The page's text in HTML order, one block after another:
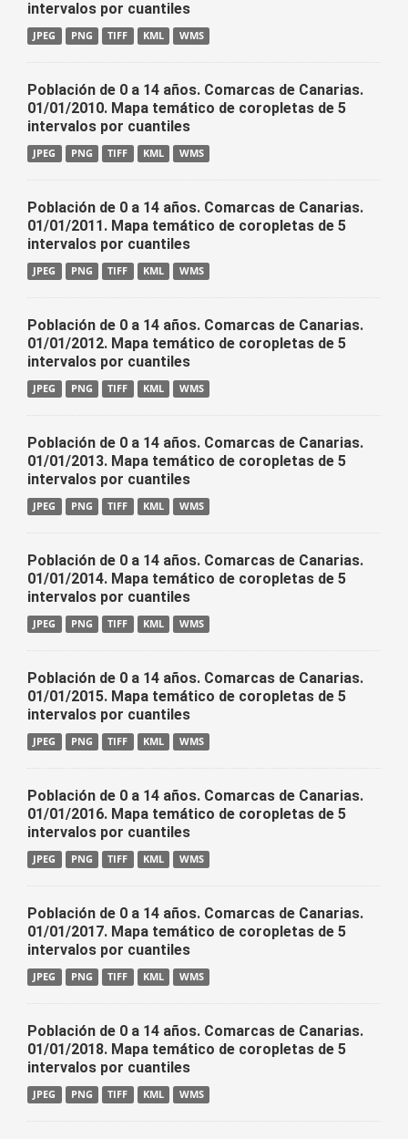
intervalos por cuantiles
JPEG PNG TIFF KML WMS
Población de 0 a 14 años. Comarcas de Canarias.
01/01/2010. Mapa temático de coropletas de 5
intervalos por cuantiles
JPEG PNG TIFF KML WMS
Población de 0 a 14 años. Comarcas de Canarias.
01/01/2011. Mapa temático de coropletas de 5
intervalos por cuantiles
JPEG PNG TIFF KML WMS
Población de 0 a 14 años. Comarcas de Canarias.
01/01/2012. Mapa temático de coropletas de 5
intervalos por cuantiles
JPEG PNG TIFF KML WMS
Población de 0 a 14 años. Comarcas de Canarias.
01/01/2013. Mapa temático de coropletas de 5
intervalos por cuantiles
JPEG PNG TIFF KML WMS
Población de 0 a 14 años. Comarcas de Canarias.
01/01/2014. Mapa temático de coropletas de 5
intervalos por cuantiles
JPEG PNG TIFF KML WMS
Población de 0 a 14 años. Comarcas de Canarias.
01/01/2015. Mapa temático de coropletas de 5
intervalos por cuantiles
JPEG PNG TIFF KML WMS
Población de 0 a 14 años. Comarcas de Canarias.
01/01/2016. Mapa temático de coropletas de 5
intervalos por cuantiles
JPEG PNG TIFF KML WMS
Población de 0 a 14 años. Comarcas de Canarias.
01/01/2017. Mapa temático de coropletas de 5
intervalos por cuantiles
JPEG PNG TIFF KML WMS
Población de 0 a 14 años. Comarcas de Canarias.
01/01/2018. Mapa temático de coropletas de 5
intervalos por cuantiles
JPEG PNG TIFF KML WMS